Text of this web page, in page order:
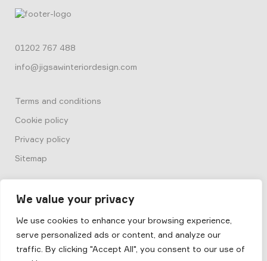
We value your privacy
We use cookies to enhance your browsing experience,
serve personalized ads or content, and analyze our
traffic. By clicking "Accept All", you consent to our use of
01202 767 488
info@jigsawinteriordesign.com
Terms and conditions
Cookie policy
Privacy policy
Sitemap
© 2026Box by Jigsaw
Jigsaw Interior Architecture & Design